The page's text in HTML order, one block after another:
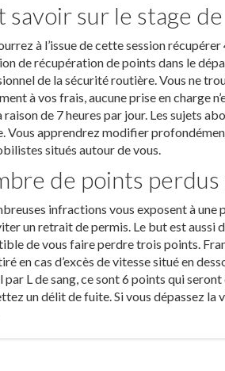
savoir sur le stage
à l’issue de cette session
de récupération de points dans le
de la sécurité routière. Vous ne
à vos frais, aucune prise en charge
raison de 7 heures par jour. Les sujets
Vous apprendrez modifier
situés autour de vous.
de points
infractions vous exposent à une
un retrait de permis. Le but est aussi
de vous faire perdre trois points.
en cas d’excès de vitesse situé en
par L de sang, ce sont 6 points qui
un délit de fuite. Si vous dépassez